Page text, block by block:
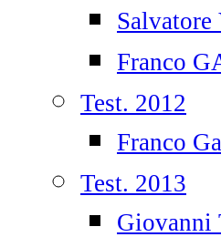
Salvatore
Franco
Test. 2012
Franco
Test. 2013
Giovanni